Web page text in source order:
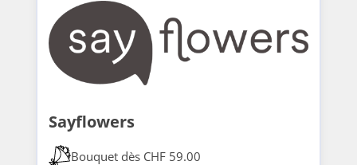
Sayflowers
Bouquet dès CHF 59.00